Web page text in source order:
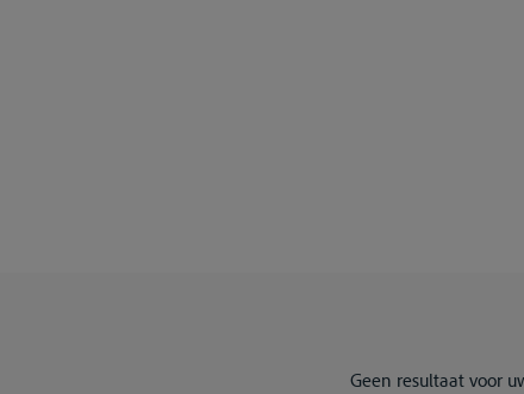
Geen resultaat voor